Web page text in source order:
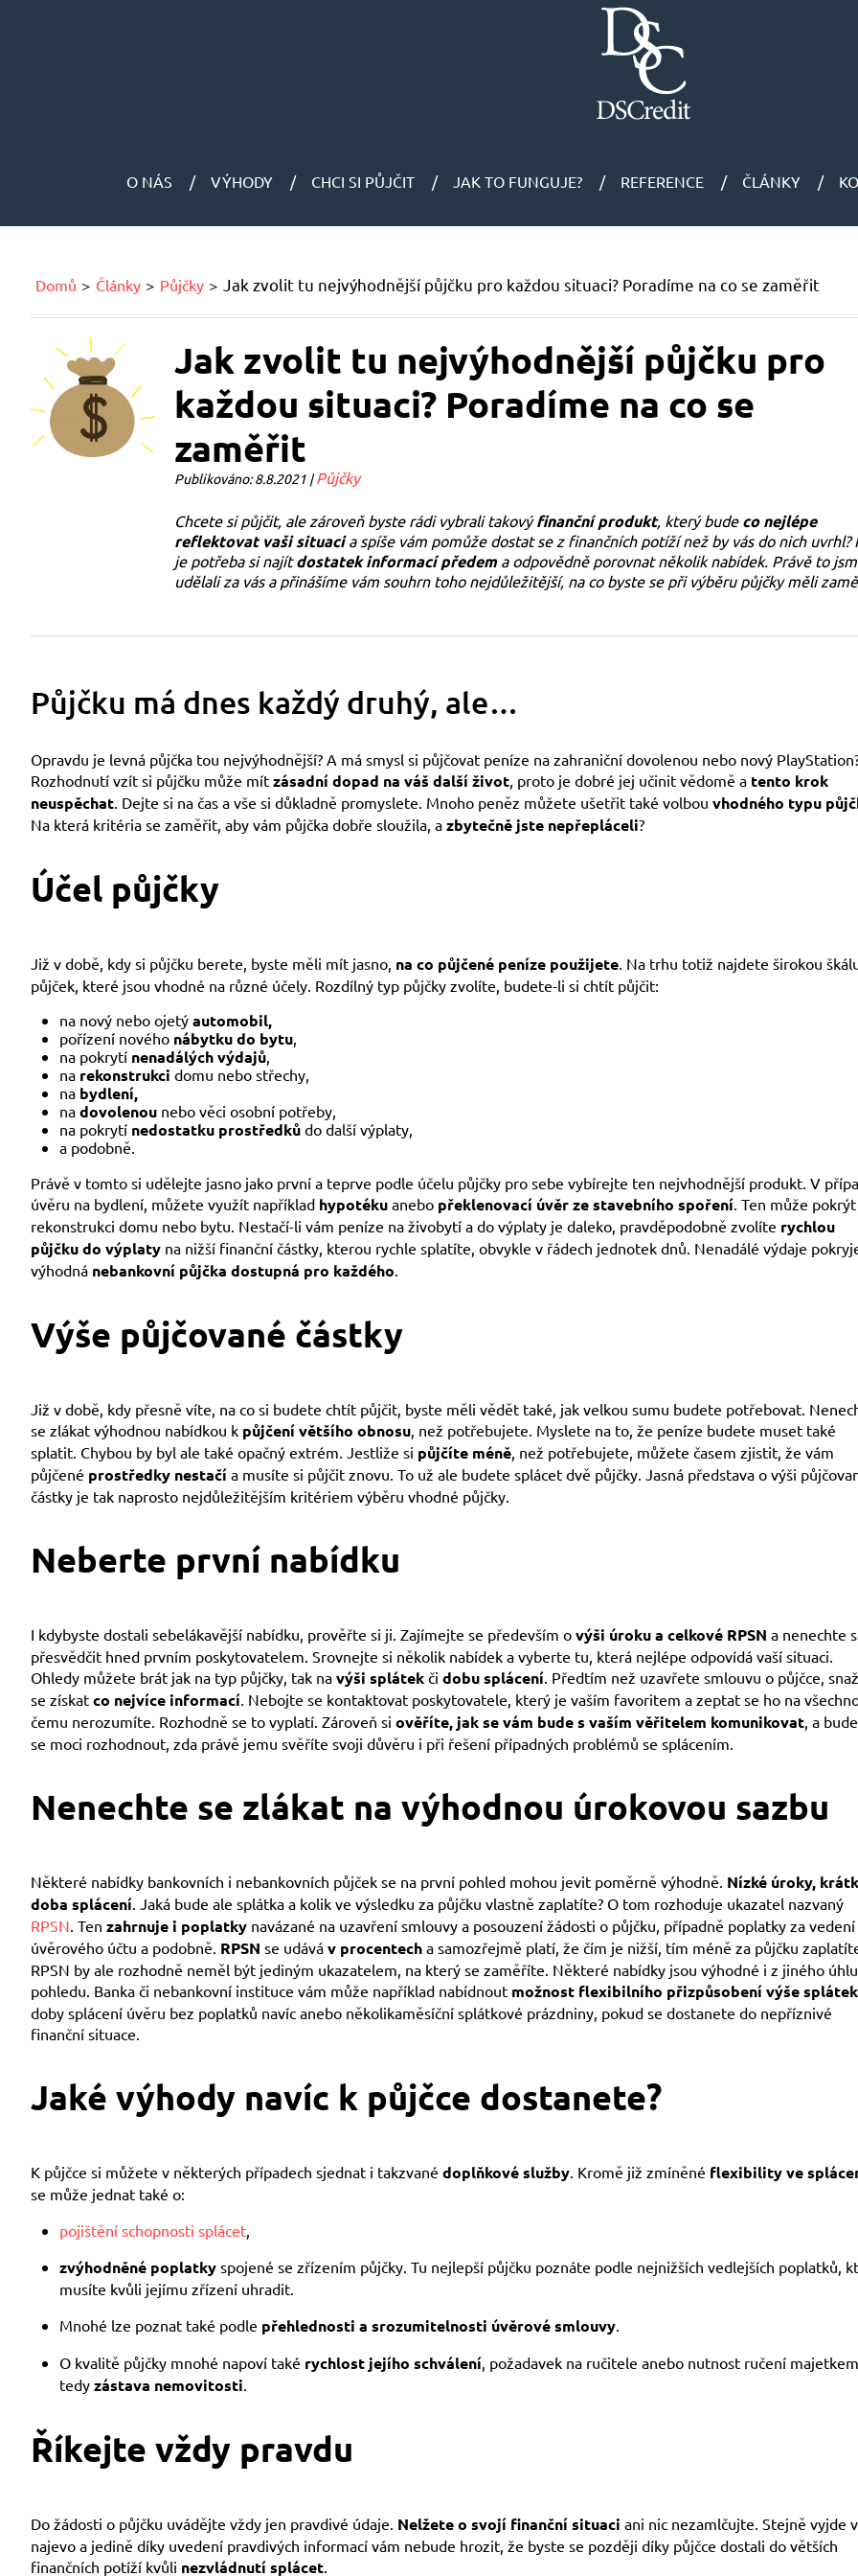
O NÁS VÝHODY CHCI SI PŮJČIT JAK TO FUNGUJE? REFERENCE ČLÁNKY
Domů Články Půjčky Jak zvolit tu nejvýhodnější půjčku pro každou situaci? Poradíme na co se zaměřit
Jak zvolit tu nejvýhodnější půjčku pro
každou situaci? Poradíme na co se
zaměřit
Publikováno: 8.8.2021 |Půjčky
Chcete si půjčit, ale zároveň byste rádi vybrali takovýfinanční produkt, který bude co nejlépe
reflektovat vaši situacia spíše vám pomůže dostat se z finančních potíží než by vás do nich uvrhl?
je potřeba si najítdostatek informací předema odpovědně porovnat několik nabídek. Právě to
udělali za vás a přinášíme vám souhrn toho nejdůležitější, na co byste se při výběru půjčky měli
Půjčku má dnes každý druhý, ale…
Opravdu je levná půjčka tou nejvýhodnější? A má smysl si půjčovat peníze na zahraniční dovolenou nebo nový
Rozhodnutí vzít si půjčku může mít zásadní dopad na váš další život, proto je dobré jej učinit vědomě a tento krok
neuspěchat. Dejte si na čas a vše si důkladně promyslete. Mnoho peněz můžete ušetřit také volbou vhodného typu
Na která kritéria se zaměřit, aby vám půjčka dobře sloužila, a zbytečně jste nepřepláceli?
Účel půjčky
Již v době, kdy si půjčku berete, byste měli mít jasno, na co půjčené peníze použijete. Na trhu totiž najdete širokou
půjček, které jsou vhodné na různé účely. Rozdílný typ půjčky zvolíte, budete-li si chtít půjčit:
na nový nebo ojetý automobil,
pořízení nového nábytku do bytu,
na pokrytí nenadálých výdajů,
na rekonstrukci domu nebo střechy,
na bydlení,
na dovolenou nebo věci osobní potřeby,
na pokrytí nedostatku prostředků do další výplaty,
a podobně.
Právě v tomto si udělejte jasno jako první a teprve podle účelu půjčky pro sebe vybírejte ten nejvhodnější produkt. V
úvěru na bydlení, můžete využít například hypotéku anebo překlenovací úvěr ze stavebního spoření. Ten může
rekonstrukci domu nebo bytu. Nestačí-li vám peníze na živobytí a do výplaty je daleko, pravděpodobně zvolíte rychlou
půjčku do výplaty na nižší finanční částky, kterou rychle splatíte, obvykle v řádech jednotek dnů. Nenadálé výdaje
výhodná nebankovní půjčka dostupná pro každého.
Výše půjčované částky
Již v době, kdy přesně víte, na co si budete chtít půjčit, byste měli vědět také, jak velkou sumu budete potřebovat.
se zlákat výhodnou nabídkou k půjčení většího obnosu, než potřebujete. Myslete na to, že peníze budete muset také
splatit. Chybou by byl ale také opačný extrém. Jestliže si půjčíte méně, než potřebujete, můžete časem zjistit, že vám
půjčené prostředky nestačí a musíte si půjčit znovu. To už ale budete splácet dvě půjčky. Jasná představa o výši
částky je tak naprosto nejdůležitějším kritériem výběru vhodné půjčky.
Neberte první nabídku
I kdybyste dostali sebelákavější nabídku, prověřte si ji. Zajímejte se především o výši úrokua celkové RPSN a nenechte
přesvědčit hned prvním poskytovatelem. Srovnejte si několik nabídek a vyberte tu, která nejlépe odpovídá vaší situaci.
Ohledy můžete brát jak na typ půjčky, tak na výši splátek či dobu splácení. Předtím než uzavřete smlouvu o půjčce,
se získat co nejvíce informací. Nebojte se kontaktovat poskytovatele, který je vaším favoritem a zeptat se ho na
čemu nerozumíte. Rozhodně se to vyplatí. Zároveň si ověříte, jak se vám bude s vaším věřitelem komunikovat, a
se moci rozhodnout, zda právě jemu svěříte svoji důvěru i při řešení případných problémů se splácením.
Nenechte se zlákat na výhodnou úrokovou sazbu
Některé nabídky bankovních i nebankovních půjček se na první pohled mohou jevit poměrně výhodně. Nízké úroky,
doba splácení. Jaká bude ale splátka a kolik ve výsledku za půjčku vlastně zaplatíte? O tom rozhoduje ukazatel nazvaný
RPSN. Ten zahrnuje i poplatky navázané na uzavření smlouvy a posouzení žádosti o půjčku, případně poplatky za vedení
úvěrového účtu a podobně. RPSN se udává v procentech a samozřejmě platí, že čím je nižší, tím méně za půjčku
RPSN by ale rozhodně neměl být jediným ukazatelem, na který se zaměříte. Některé nabídky jsou výhodné i z jiného úhlu
pohledu. Banka či nebankovní instituce vám může například nabídnout možnost flexibilního přizpůsobení výše splátek
doby splácení úvěru bez poplatků navíc anebo několikaměsíční splátkové prázdniny, pokud se dostanete do nepříznivé
finanční situace.
Jaké výhody navíc k půjčce dostanete?
K půjčce si můžete v některých případech sjednat i takzvané doplňkové služby. Kromě již zmíněné flexibility ve
se může jednat také o:
pojištění schopnosti splácet,
zvýhodněné poplatky spojené se zřízením půjčky. Tu nejlepší půjčku poznáte podle nejnižších vedlejších poplatků,
musíte kvůli jejímu zřízení uhradit.
Mnohé lze poznat také podle přehlednosti a srozumitelnosti úvěrové smlouvy.
O kvalitě půjčky mnohé napoví také rychlost jejího schválení, požadavek na ručitele anebo nutnost ručení
tedy zástava nemovitosti.
Říkejte vždy pravdu
Do žádosti o půjčku uvádějte vždy jen pravdivé údaje. Nelžete o svojí finanční situaci ani nic nezamlčujte. Stejně vyjde
najevo a jedině díky uvedení pravdivých informací vám nebude hrozit, že byste se později díky půjčce dostali do větších
finančních potíží kvůli nezvládnutí splácet.